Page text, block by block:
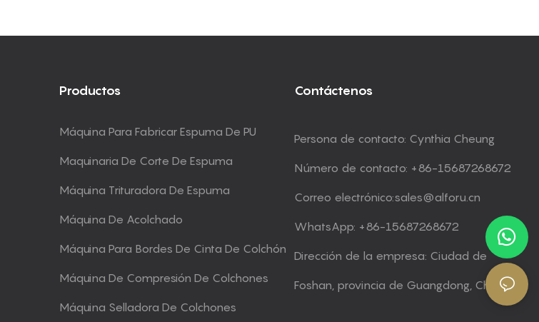
Productos
Máquina Para Fabricar Espuma De PU
Maquinaria De Corte De Espuma
Máquina Trituradora De Espuma
Máquina De Acolchado
Máquina Para Bordes De Cinta De Colchón
Máquina De Compresión De Colchones
Máquina Selladora De Colchones
Contáctenos
Persona de contacto: Cynthia Cheung
Número de contacto: +86-15687268672
Correo electrónico:sales@alforu.cn
WhatsApp: +86-15687268672
Dirección de la empresa: Ciudad de
Foshan, provincia de Guangdong, China